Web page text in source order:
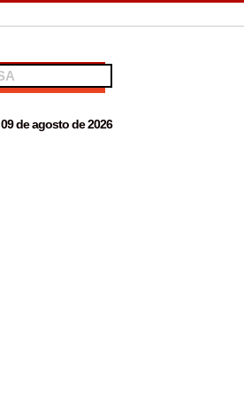
09 de agosto de 2026